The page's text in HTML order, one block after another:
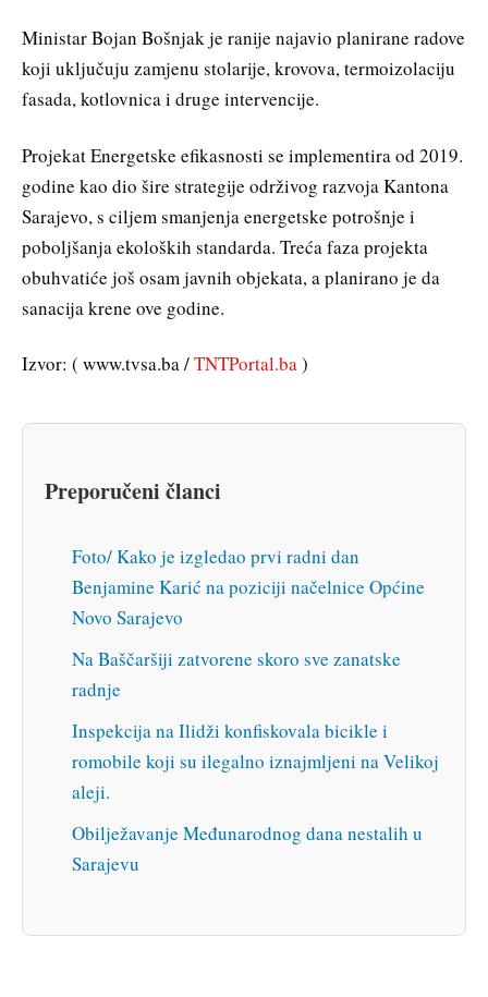
Ministar Bojan Bošnjak je ranije najavio planirane radove
koji uključuju zamjenu stolarije, krovova, termoizolaciju
fasada, kotlovnica i druge intervencije.
Projekat Energetske efikasnosti se implementira od 2019.
godine kao dio šire strategije održivog razvoja Kantona
Sarajevo, s ciljem smanjenja energetske potrošnje i
poboljšanja ekoloških standarda. Treća faza projekta
obuhvatiće još osam javnih objekata, a planirano je da
sanacija krene ove godine.
Izvor: ( www.tvsa.ba /TNTPortal.ba)
Preporučeni članci
Foto/ Kako je izgledao prvi radni dan
Benjamine Karić na poziciji načelnice Općine
Novo Sarajevo
Na Baščaršiji zatvorene skoro sve zanatske
radnje
Inspekcija na Ilidži konfiskovala bicikle i
romobile koji su ilegalno iznajmljeni na Velikoj
aleji.
Obilježavanje Međunarodnog dana nestalih u
Sarajevu